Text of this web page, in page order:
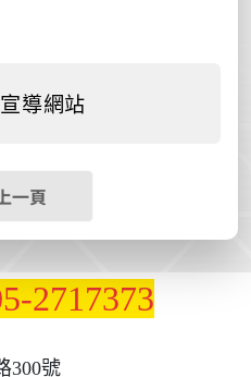
導網站
一頁
2717373
300號